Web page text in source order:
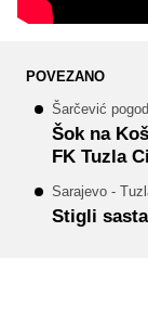
POVEZANO
Šarčević
Šok na
FK Tuzla
Sarajevo -
Stigli